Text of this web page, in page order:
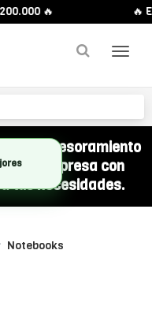
🔥 🔥
asesoramiento
a tu empresa con
tus necesidades.
Notebooks